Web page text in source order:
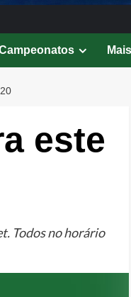
este
Todos no horário